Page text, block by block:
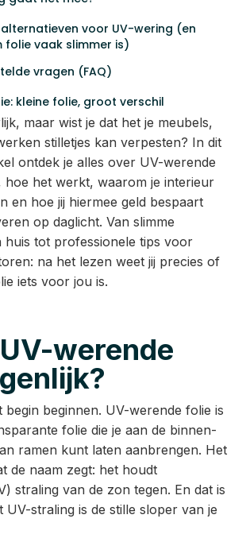
maar wist je dat het je meubels,
stilletjes kan verpesten? In dit
ontdek je alles over UV-werende
hoe het werkt, waarom je interieur
en hoe jij hiermee geld bespaart
op daglicht. Van slimme
huis tot professionele tips voor
na het lezen weet jij precies of
iets voor jou is.
werende
begin beginnen. UV-werende folie is
folie die je aan de binnen-
ramen kunt laten aanbrengen. Het
de naam zegt: het houdt
straling van de zon tegen. En dat is
UV-straling is de stille sloper van je
alternatieven voor UV-wering (en
folie vaak slimmer is)
vragen (FAQ)
kleine folie, groot verschil